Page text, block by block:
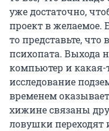
уже достаточно,
проект в желаемое.
то представьте,
психопата. Выхода
компьютер и
исследование
временем
хижине связаны
ловушки переходят